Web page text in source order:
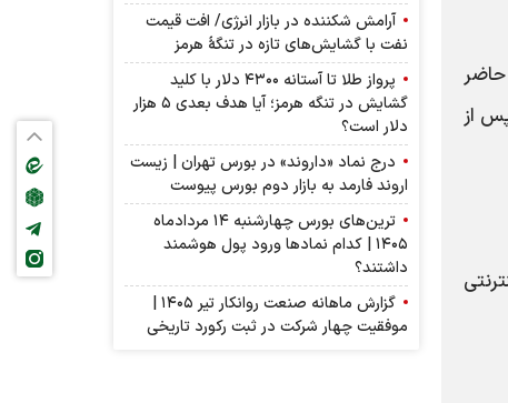
از
آرامش شکننده در بازار انرژی/ افت قیمت
نفت با گشایش‌های تازه در تنگۀ هرمز
پرواز طلا تا آستانه ۴۳۰۰ دلار با کلید
گشایش در تنگه هرمز؛ آیا هدف بعدی ۵ هزار
دلار است؟
درج نماد «داروند» در بورس تهران | زیست
اروند فارمد به بازار دوم بورس پیوست
ترین‌های بورس چهارشنبه ۱۴ مردادماه
۱۴۰۵ | کدام نماد‌ها ورود پول هوشمند
داشتند؟
گزارش ماهانه صنعت روانکار تیر ۱۴۰۵ |
موفقیت چهار شرکت در ثبت رکورد تاریخی